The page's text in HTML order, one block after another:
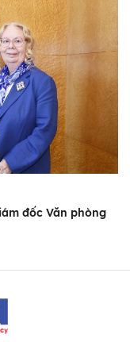
đốc Văn phòng